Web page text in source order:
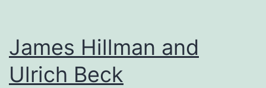
James Hillman and
Ulrich Beck